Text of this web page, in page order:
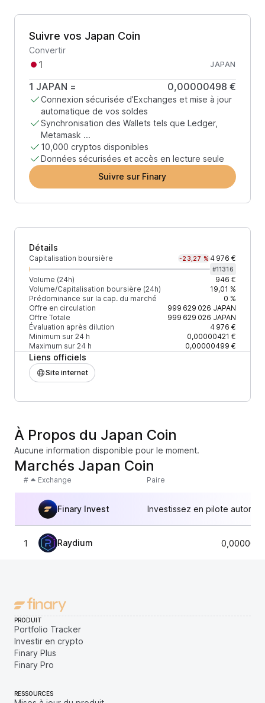
Suivre vos Japan Coin
Convertir
JAPAN
1 JAPAN = 0,00000498 €
Connexion sécurisée d’Exchanges et mise à jour
automatique de vos soldes
Synchronisation des Wallets tels que Ledger,
Metamask ...
10,000 cryptos disponibles
Données sécurisées et accès en lecture seule
Suivre sur Finary
Détails
Capitalisation boursière -23,27 % 4 976 €
#11316
Volume (24h)
946 €
Volume/Capitalisation boursière (24h)
19,01 %
Prédominance sur la cap. du marché
0 %
Offre en circulation
999 629 026 JAPAN
Offre Totale
999 629 026 JAPAN
Évaluation après dilution
4 976 €
Minimum sur 24 h
0,00000421 €
Maximum sur 24 h
0,00000499 €
Liens officiels
Site internet
À Propos du Japan Coin
Aucune information disponible pour le moment.
Marchés Japan Coin
# Exchange Paire
Finary Invest Investissez en pilote
1 Raydium
PRODUIT
Portfolio Tracker
Investir en crypto
Finary Plus
Finary Pro
RESSOURCES